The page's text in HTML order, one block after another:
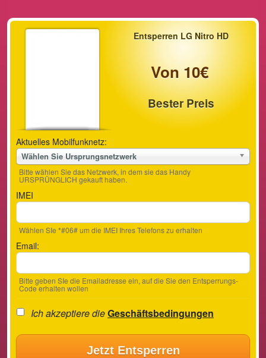
Entsperren LG Nitro HD
Von 10€
Bester Preis
Aktuelles Mobilfunknetz:
Wählen Sie Ursprungsnetzwerk
Bitte wählen Sie das Netzwerk, in dem sie das Handy
URSPRÜNGLICH gekauft haben.
IMEI
Wählen SIe *#06# um die IMEI Ihres Telefons zu erhalten
Email:
Bitte geben SIe die Emailadresse ein, auf die Sie den Entsperrungs-
Code erhalten wollen
Ich akzeptiere dieGeschäftsbedingungen
Jetzt Entsperren